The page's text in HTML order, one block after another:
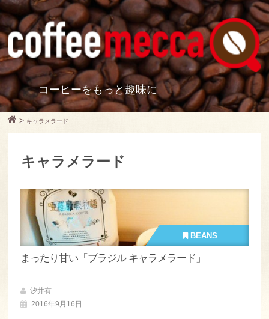
コーヒーをもっと趣味に
> キャラメラード
キャラメラード
BEANS
まったり甘い「ブラジル キャラメラード」
汐井有
2016年9月16日